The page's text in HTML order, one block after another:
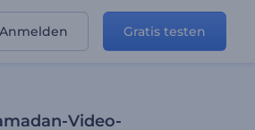
Anmelden Gratis testen
Video-